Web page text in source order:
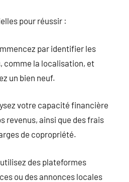
pour réussir :
par identifier les
comme la localisation, et
un bien neuf.
votre capacité financière
revenus, ainsi que des frais
de copropriété.
des plateformes
ou des annonces locales